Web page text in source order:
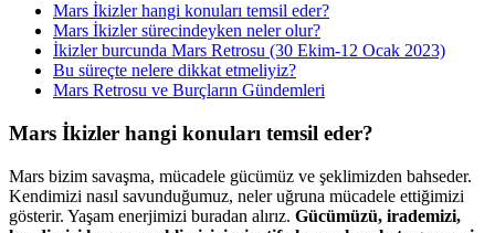
Mars İkizler hangi konuları temsil eder?
Mars İkizler sürecindeyken neler olur?
İkizler burcunda Mars Retrosu (30 Ekim-12 Ocak 2023)
Bu süreçte nelere dikkat etmeliyiz?
Mars Retrosu ve Burçların Gündemleri
Mars İkizler hangi konuları temsil eder?
Mars bizim savaşma, mücadele gücümüz ve şeklimizden bahseder.
Kendimizi nasıl savunduğumuz, neler uğruna mücadele ettiğimizi
gösterir. Yaşam enerjimizi buradan alırız. Gücümüzü, irademizi,